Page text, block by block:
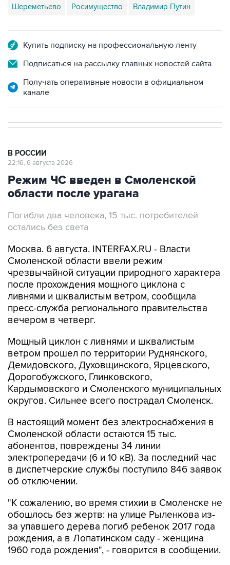
Шереметьево Росимущество Владимир Путин
Купить подписку на профессиональную ленту
Подписаться на рассылку главных новостей сайта
Получать оперативные новости в официальном
канале
В РОССИИ
22:16, 6 августа 2026
Режим ЧС введен в Смоленской
области после урагана
Погибли два человека, 15 тыс. потребителей
остались без света
Москва. 6 августа. INTERFAX.RU - Власти
Смоленской области ввели режим
чрезвычайной ситуации природного характера
после прохождения мощного циклона с
ливнями и шквалистым ветром, сообщила
пресс-служба регионального правительства
вечером в четверг.
Мощный циклон с ливнями и шквалистым
ветром прошел по территории Руднянского,
Демидовского, Духовщинского, Ярцевского,
Дорогобужского, Глинковского,
Кардымовского и Смоленского муниципальных
округов. Сильнее всего пострадал Смоленск.
В настоящий момент без электроснабжения в
Смоленской области остаются 15 тыс.
абонентов, повреждены 34 линии
электропередачи (6 и 10 кВ). За последний час
в диспетчерские службы поступило 846 заявок
об отключении.
"К сожалению, во время стихии в Смоленске не
обошлось без жертв: на улице Рыленкова из-
за упавшего дерева погиб ребенок 2017 года
рождения, а в Лопатинском саду - женщина
1960 года рождения", - говорится в сообщении.